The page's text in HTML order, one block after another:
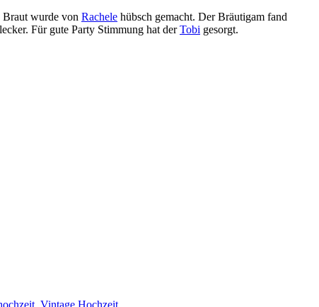
Braut wurde von Rachele hübsch gemacht. Der Bräutigam fand
Für gute Party Stimmung hat derTobi gesorgt.
Vintage Hochzeit